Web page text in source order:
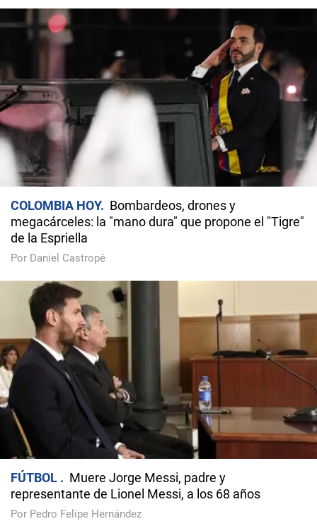
COLOMBIA HOY
Bombardeos, drones y
megacárceles: la "mano dura" que propone el "Tigre"
de la Espriella
Por Daniel Castropé
FÚTBOL
Muere Jorge Messi, padre y
representante de Lionel Messi, a los 68 años
Por Pedro Felipe Hernández